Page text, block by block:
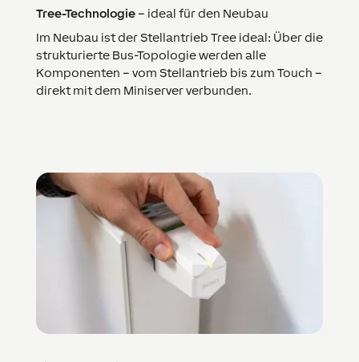
Tree-Technologie– ideal für den Neubau
Im Neubau ist der Stellantrieb Tree ideal: Über die
strukturierte Bus-Topologie werden alle
Komponenten – vom Stellantrieb bis zum Touch –
direkt mit dem Miniserver verbunden.